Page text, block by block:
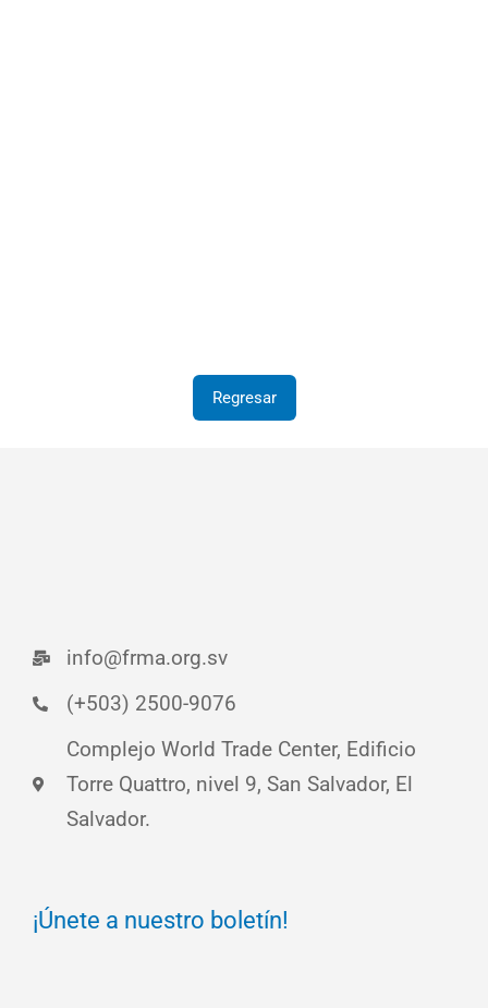
Regresar
info@frma.org.sv
(+503) 2500-9076
Complejo World Trade Center, Edificio
Torre Quattro, nivel 9, San Salvador, El
Salvador.
¡Únete a nuestro boletín!